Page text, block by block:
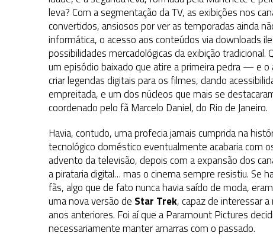
leva? Com a segmentação da TV, as exibições nos
convertidos, ansiosos por ver as temporadas ainda
informática, o acesso aos conteúdos via downloads
possibilidades mercadológicas da exibição
um episódio baixado que atire a primeira pedra — e
criar legendas digitais para os filmes, dando
empreitada, e um dos núcleos que mais se
coordenado pelo fã Marcelo Daniel, do Rio de Janeiro.
Havia, contudo, uma profecia jamais cumprida na
tecnológico doméstico eventualmente acabaria com
advento da televisão, depois com a expansão dos
a pirataria digital… mas o cinema sempre resistiu. Se
fãs, algo que de fato nunca havia saído de moda,
uma nova versão de Star Trek, capaz de interessar
anos anteriores. Foi aí que a Paramount Pictures
necessariamente manter amarras com o passado.